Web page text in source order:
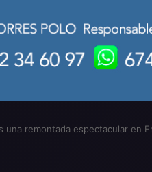
una remontada espectacular en